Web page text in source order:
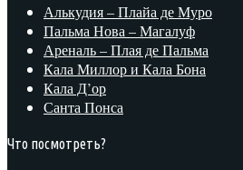
Алькудия – Плайа де Муро
Пальма Нова – Магалуф
Ареналь – Плая де Пальма
Кала Миллор и Кала Бона
Кала Д’ор
Санта Понса
Что посмотреть?